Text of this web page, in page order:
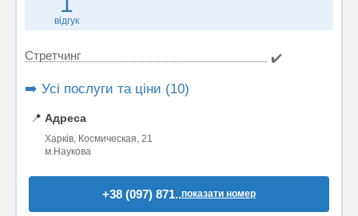
відгук
Стретчинг ✔️
➡️ Усі послуги та ціни (10)
📍 Адреса
Харків, Космическая, 21
м.Наукова
+38 (097) 871..показати номер